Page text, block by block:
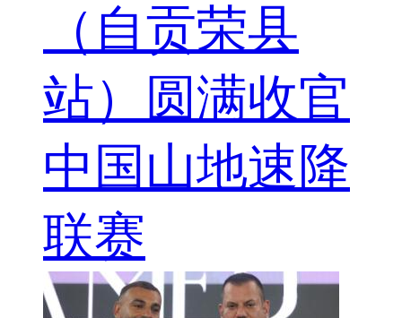
（自贡荣县
站）圆满收官
中国山地速降
联赛